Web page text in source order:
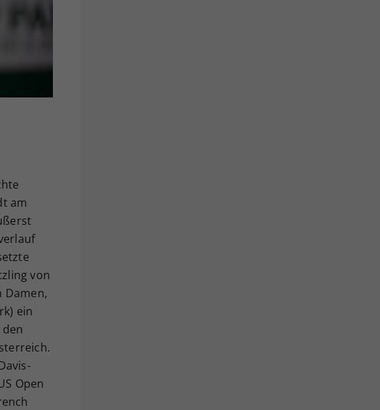
am
von
Damen,
ein
Open
falls der
hat.